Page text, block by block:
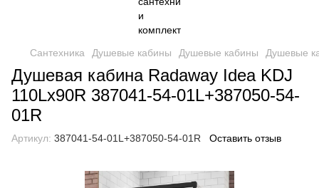
Сантехника Душевые кабины Душевые кабины Душевые
Душевая кабина Radaway Idea KDJ
110Lx90R 387041-54-01L+387050-54-
01R
Артикул: 387041-54-01L+387050-54-01R Оставить отзыв